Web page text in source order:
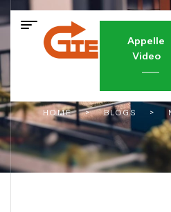
Appelle
Video
HOME > BLOGS >